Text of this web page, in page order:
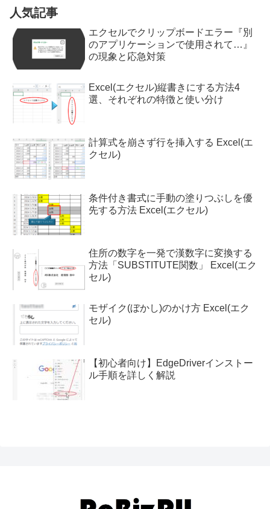
人気記事
エクセルでクリップボードエラー『別
のアプリケーションで使用されて…』
の現象と応急対策
Excel(エクセル)縦書きにする方法4
選、それぞれの特徴と使い分け
計算式を崩さず行を挿入する Excel(エ
クセル)
条件付き書式に手動の塗りつぶしを優
先する方法 Excel(エクセル)
住所の数字を一発で漢数字に変換する
方法「SUBSTITUTE関数」 Excel(エク
セル)
モザイク(ぼかし)のかけ方 Excel(エク
セル)
【初心者向け】EdgeDriverインストー
ル手順を詳しく解説